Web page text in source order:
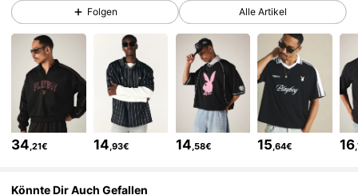
1M Follower
4,83 1M Follower
4,83 1M Follower
Folgen Alle Artikel
34,21€ 14,93€ 14,58€ 15,64€ 16
Könnte Dir Auch Gefallen